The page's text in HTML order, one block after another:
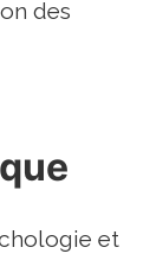
des
et